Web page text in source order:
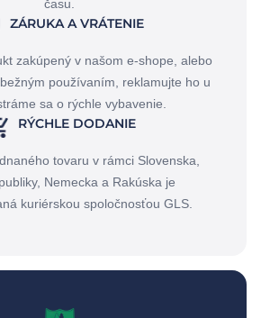
času.
ZÁRUKA A VRÁTENIE
zakúpený v našom e-shope, alebo
používaním, reklamujte ho u
sa o rýchle vybavenie.
RÝCHLE DODANIE
tovaru v rámci Slovenska,
Nemecka a Rakúska je
kuriérskou spoločnosťou GLS.